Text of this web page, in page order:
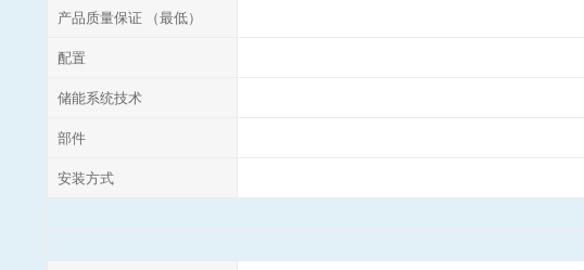
产品质量保证 （最低）
配置
储能系统技术
部件
安装方式